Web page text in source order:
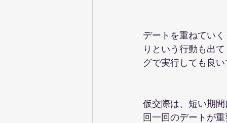
デートを重ねてい
りという行動も出
グで実行しても良
仮交際は、短い期
回一回のデートが